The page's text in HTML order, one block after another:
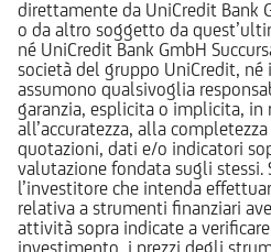
direttamente da UniCredit Bank
o da altro soggetto da
né UniCredit Bank GmbH
società del gruppo UniCredit,
assumono qualsivoglia
garanzia, esplicita o implicita, in
all’accuratezza, alla
quotazioni, dati e/o indicatori
valutazione fondata sugli stessi.
l’investitore che intenda
relativa a strumenti finanziari
attività sopra indicate a